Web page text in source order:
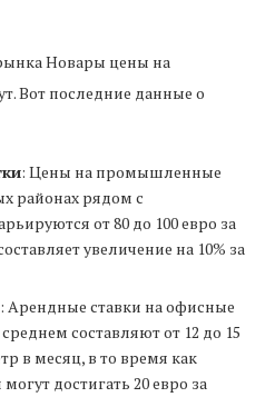
Новары цены на
Вот последние данные о
: Цены на промышленные
районах рядом с
от 80 до 100 евро за
увеличение на 10% за
: Арендные ставки на офисные
составляют от 12 до 15
в месяц, в то время как
достигать 20 евро за